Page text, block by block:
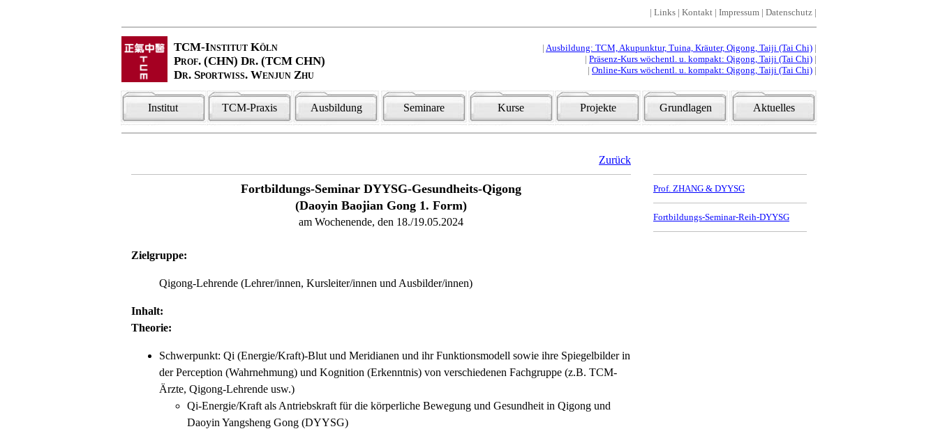
| Links | Kontakt | Impressum | Datenschutz |
TCM-Institut Köln
Prof. (CHN) Dr. (TCM CHN)
Dr. Sportwiss. Wenjun Zhu
| Ausbildung: TCM, Akupunktur, Tuina, Kräuter, Qigong, Taiji (Tai Chi) |
| Präsenz-Kurs wöchentl. u. kompakt: Qigong, Taiji (Tai Chi) |
| Online-Kurs wöchentl. u. kompakt: Qigong, Taiji (Tai Chi) |
Institut TCM-Praxis Ausbildung Seminare Kurse Projekte Grundlagen Aktuelles
Zurück
Fortbildungs-Seminar DYYSG-Gesundheits-Qigong
(Daoyin Baojian Gong 1. Form)
am Wochenende, den 18./19.05.2024
Zielgruppe:
Qigong-Lehrende (Lehrer/innen, Kursleiter/innen und Ausbilder/innen)
Inhalt:
Theorie:
Schwerpunkt: Qi (Energie/Kraft)-Blut und Meridianen und ihr Funktionsmodell sowie ihre Spiegelbilder in
der Perception (Wahrnehmung) und Kognition (Erkenntnis) von verschiedenen Fachgruppe (z.B. TCM-
Ärzte, Qigong-Lehrende usw.)
Qi-Energie/Kraft als Antriebskraft für die körperliche Bewegung und Gesundheit in Qigong und
Daoyin Yangsheng Gong (DYYSG)
Prof. ZHANG & DYYSG
Fortbildungs-Seminar-Reih-DYYSG